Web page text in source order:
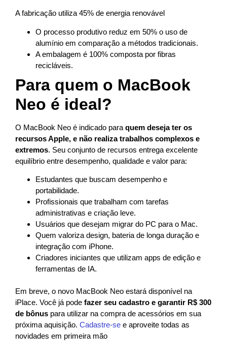
A fabricação utiliza 45% de energia renovável
O processo produtivo reduz em 50% o uso de
alumínio em comparação a métodos tradicionais.
A embalagem é 100% composta por fibras
recicláveis.
Para quem o MacBook
Neo é ideal?
O MacBook Neo é indicado para quem deseja ter os
recursos Apple, e não realiza trabalhos complexos e
extremos. Seu conjunto de recursos entrega excelente
equilíbrio entre desempenho, qualidade e valor para:
Estudantes que buscam desempenho e
portabilidade.
Profissionais que trabalham com tarefas
administrativas e criação leve.
Usuários que desejam migrar do PC para o Mac.
Quem valoriza design, bateria de longa duração e
integração com iPhone.
Criadores iniciantes que utilizam apps de edição e
ferramentas de IA.
Em breve, o novo MacBook Neo estará disponível na
iPlace. Você já pode fazer seu cadastro e garantir R$ 300
de bônus para utilizar na compra de acessórios em sua
próxima aquisição. Cadastre-se e aproveite todas as
novidades em primeira mão